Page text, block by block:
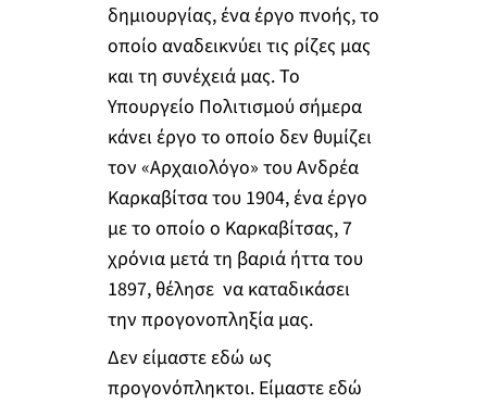
δημιουργίας, ένα έργο πνοής, το
οποίο αναδεικνύει τις ρίζες μας
και τη συνέχειά μας. Το
Υπουργείο Πολιτισμού σήμερα
κάνει έργο το οποίο δεν θυμίζει
τον «Αρχαιολόγο» του Ανδρέα
Καρκαβίτσα του 1904, ένα έργο
με το οποίο ο Καρκαβίτσας, 7
χρόνια μετά τη βαριά ήττα του
1897, θέλησε να καταδικάσει
την προγονοπληξία μας.
Δεν είμαστε εδώ ως
προγονόπληκτοι. Είμαστε εδώ